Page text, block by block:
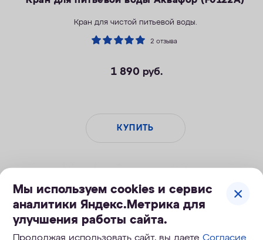
Кран для чистой питьевой воды.
2 отзыва
1 890 руб.
КУПИТЬ
Мы используем cookies и сервис
аналитики Яндекс.Метрика для
улучшения работы сайта.